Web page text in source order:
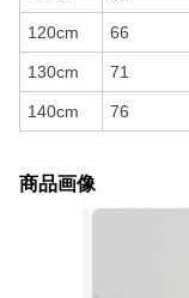
120cm 66
130cm 71
140cm 76
商品画像